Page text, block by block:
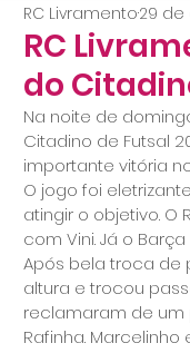
RC
do
RC Livramento29 de
Na noite de
Citadino de Futsal
importante vitória
O jogo foi
atingir o objetivo.
com Vini. Já o
Após bela troca de
altura e trocou
reclamaram de um
Rafinha.